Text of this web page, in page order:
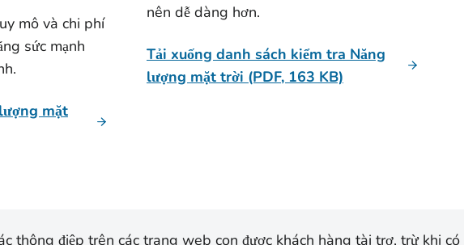
mô và chi phí
sức mạnh
mặt
nên dễ dàng hơn.
Tải xuống danh sách kiểm tra Năng
lượng mặt trời (PDF, 163 KB)
thông điệp trên các trang web con được khách hàng tài trợ, trừ khi có